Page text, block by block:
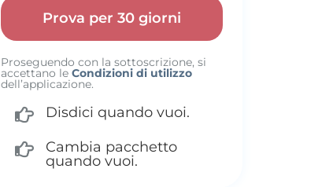
Prova per 30 giorni
Proseguendo con la sottoscrizione, si
accettano le Condizioni di utilizzo
dell’applicazione.
Disdici quando vuoi.
Cambia pacchetto
quando vuoi.